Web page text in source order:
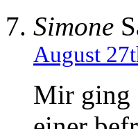
Simone
August
Mir ging